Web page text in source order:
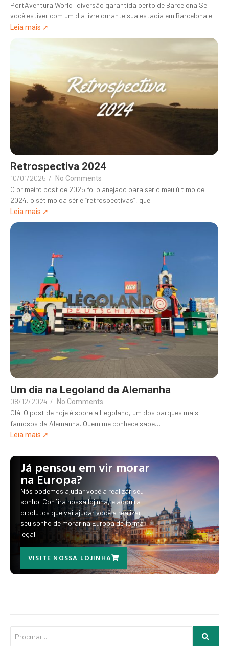
PortAventura World: diversão garantida perto de Barcelona Se
você estiver com um dia livre durante sua estadia em Barcelona e…
Leia mais ➚
Retrospectiva 2024
10/01/2025 / No Comments
O primeiro post de 2025 foi planejado para ser o meu último de
2024, o sétimo da série “retrospectivas”, que…
Leia mais ➚
Um dia na Legoland da Alemanha
08/12/2024 / No Comments
Olá! O post de hoje é sobre a Legoland, um dos parques mais
famosos da Alemanha. Quem me conhece sabe…
Leia mais ➚
Já pensou em vir morar
na Europa?
Nós podemos ajudar você a realizar seu
sonho. Confira nossa lojinha, e adquira
produtos que vai ajudar você a realizar
seu sonho de morar na Europa de forma
legal!
VISITE NOSSA LOJINHA